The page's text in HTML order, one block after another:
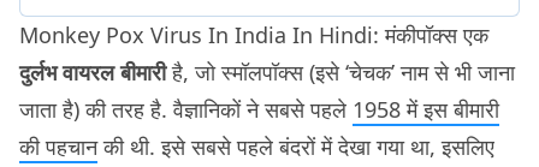
Monkey Pox Virus In India In Hindi: मंकीपॉक्स एक
दुर्लभ वायरल बीमारीहै, जो स्मॉलपॉक्स (इसे ‘चेचक’ नाम से भी जाना
जाता है) की तरह है. वैज्ञानिकों ने सबसे पहले 1958 में इस बीमारी
की पहचानकी थी. इसे सबसे पहले बंदरों में देखा गया था, इसलिए